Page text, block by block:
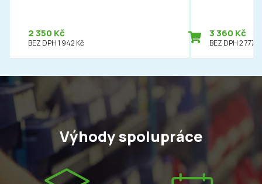
2 350 Kč
BEZ DPH 1 942 Kč
3 360 Kč
BEZ DPH 2 777
Výhody spolupráce